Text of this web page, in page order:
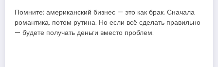
Помните: американский бизнес — это как брак. Сначала
романтика, потом рутина. Но если всё сделать правильно
— будете получать деньги вместо проблем.